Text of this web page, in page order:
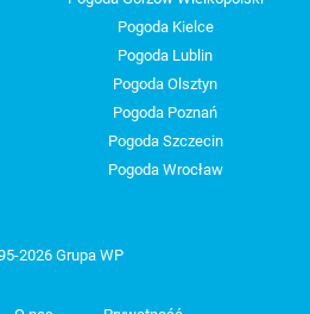
Pogoda Kielce
Pogoda Lublin
Pogoda Olsztyn
Pogoda Poznań
Pogoda Szczecin
Pogoda Wrocław
2026 Grupa WP